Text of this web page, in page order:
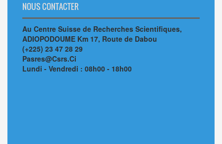
NOUS CONTACTER
Au Centre Suisse de Recherches Scientifiques,
ADIOPODOUME Km 17, Route de Dabou
(+225) 23 47 28 29
Pasres@Csrs.Ci
Lundi - Vendredi : 08h00 - 18h00